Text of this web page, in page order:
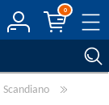
0
Scandiano